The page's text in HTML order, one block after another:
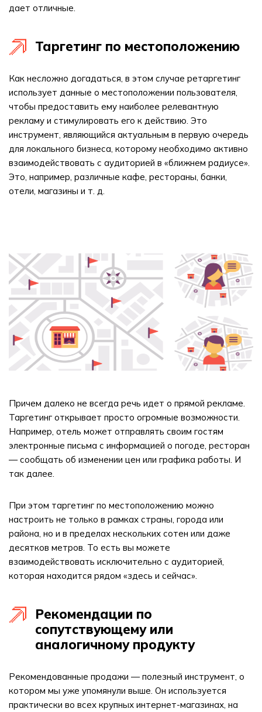
дает отличные.
Таргетинг по местоположению
Как несложно догадаться, в этом случае ретаргетинг
использует данные о местоположении пользователя,
чтобы предоставить ему наиболее релевантную
рекламу и стимулировать его к действию. Это
инструмент, являющийся актуальным в первую очередь
для локального бизнеса, которому необходимо активно
взаимодействовать с аудиторией в «ближнем радиусе».
Это, например, различные кафе, рестораны, банки,
отели, магазины и т. д.
Причем далеко не всегда речь идет о прямой рекламе.
Таргетинг открывает просто огромные возможности.
Например, отель может отправлять своим гостям
электронные письма с информацией о погоде, ресторан
— сообщать об изменении цен или графика работы. И
так далее.
При этом таргетинг по местоположению можно
настроить не только в рамках страны, города или
района, но и в пределах нескольких сотен или даже
десятков метров. То есть вы можете
взаимодействовать исключительно с аудиторией,
которая находится рядом «здесь и сейчас».
Рекомендации по
сопутствующему или
аналогичному продукту
Рекомендованные продажи — полезный инструмент, о
котором мы уже упомянули выше. Он используется
практически во всех крупных интернет-магазинах, на